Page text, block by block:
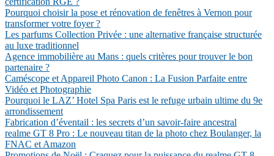
Pourquoi choisir la pose et rénovation de fenêtres à Vernon pour
transformer votre foyer ?
Les parfums Collection Privée : une alternative française structurée
au luxe traditionnel
Agence immobilière au Mans : quels critères pour trouver le bon
partenaire ?
Caméscope et Appareil Photo Canon : La Fusion Parfaite entre
Vidéo et Photographie
Pourquoi le LAZ’ Hotel Spa Paris est le refuge urbain ultime du 9e
arrondissement
Fabrication d’éventail : les secrets d’un savoir-faire ancestral
realme GT 8 Pro : Le nouveau titan de la photo chez Boulanger, la
FNAC et Amazon